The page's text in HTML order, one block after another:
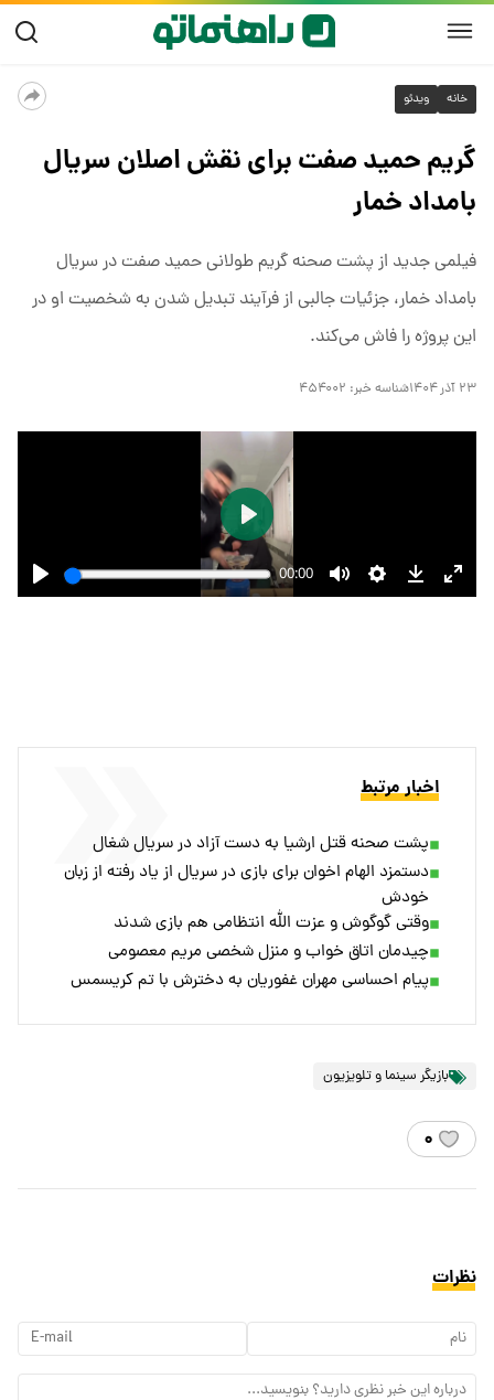
خانه ویدئو
گریم حمید صفت برای نقش اصلان سریال
بامداد خمار
فیلمی جدید از پشت صحنه گریم طولانی حمید صفت در سریال
بامداد خمار، جزئیات جالبی از فرآیند تبدیل شدن به شخصیت او در
این پروژه را فاش می‌کند.
۲۳ آذر ۱۴۰۴ شناسه خبر: ۴۵۴۰۰۲
اخبار مرتبط
پشت صحنه قتل ارشیا به دست آزاد در سریال شغال
دستمزد الهام اخوان برای بازی در سریال از یاد رفته از زبان
خودش
وقتی گوگوش و عزت الله انتظامی هم بازی شدند
چیدمان اتاق خواب و منزل شخصی مریم معصومی
پیام احساسی مهران غفوریان به دخترش با تم کریسمس
بازیگر سینما و تلویزیون
۰
نظرات